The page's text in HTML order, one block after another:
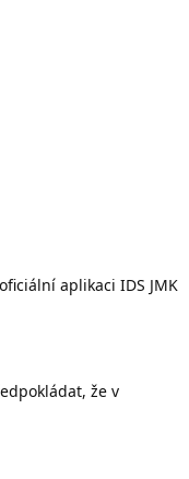
aplikaci IDS JMK
že v